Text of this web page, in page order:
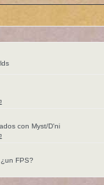
con Myst/D'ni
FPS?